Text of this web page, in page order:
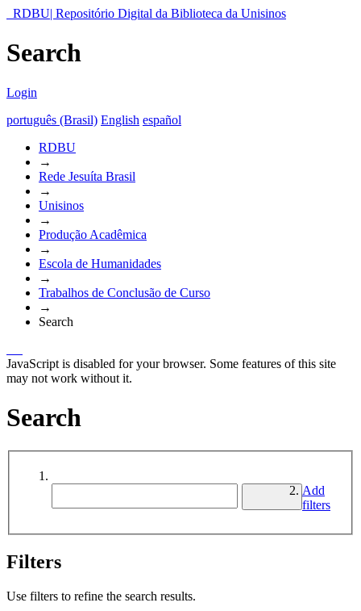
RDBU| Repositório Digital da Biblioteca da Unisinos
Search
Login
português (Brasil) English español
RDBU
→
Rede Jesuíta Brasil
→
Unisinos
→
Produção Acadêmica
→
Escola de Humanidades
→
Trabalhos de Conclusão de Curso
→
Search
JavaScript is disabled for your browser. Some features of this site
may not work without it.
Search
Add
filters
Filters
Use filters to refine the search results.